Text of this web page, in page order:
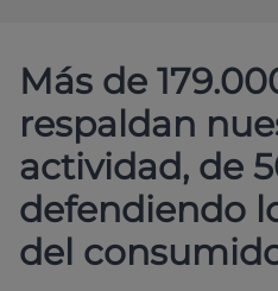
Más de
respaldan
actividad, de
defendiendo
del